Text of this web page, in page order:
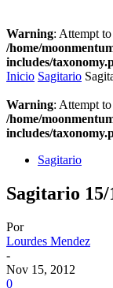
Warning: Attempt
/home/
includes/
Inicio Sagitario
Warning: Attempt
/home/
includes/
Sagitario
Sagitario 15/
Por
Lourdes Mendez
-
Nov 15, 2012
0